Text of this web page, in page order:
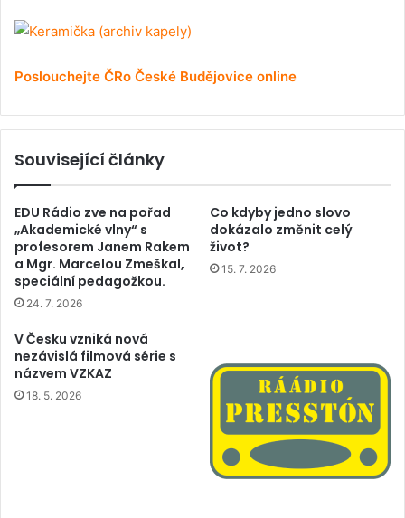
Poslouchejte ČRo České Budějovice online
Související články
EDU Rádio zve na pořad
„Akademické vlny“ s
profesorem Janem Rakem
a Mgr. Marcelou Zmeškal,
speciální pedagožkou.
24. 7. 2026
Co kdyby jedno slovo
dokázalo změnit celý
život?
15. 7. 2026
V Česku vzniká nová
nezávislá filmová série s
názvem VZKAZ
18. 5. 2026